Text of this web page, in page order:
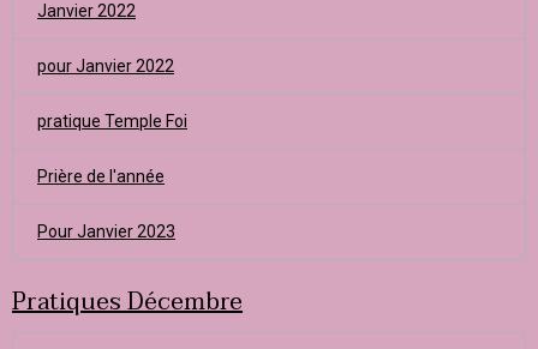
Janvier 2022
pour Janvier 2022
pratique Temple Foi
Prière de l'année
Pour Janvier 2023
Pratiques Décembre